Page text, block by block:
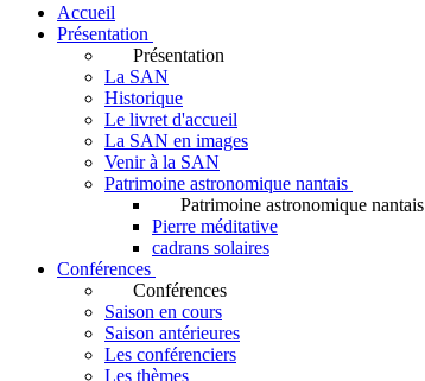
Accueil
Présentation
Présentation
La SAN
Historique
Le livret d'accueil
La SAN en images
Venir à la SAN
Patrimoine astronomique nantais
Patrimoine astronomique nantais
Pierre méditative
cadrans solaires
Conférences
Conférences
Saison en cours
Saison antérieures
Les conférenciers
Les thèmes